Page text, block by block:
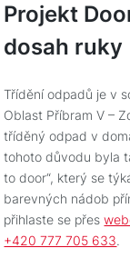
Projekt
dosah ruky
Třídění odpadů je v
Oblast Příbram V –
tříděný odpad v
tohoto důvodu byla
to door“, který se
barevných nádob
přihlaste se přes
+420 777 705 633.